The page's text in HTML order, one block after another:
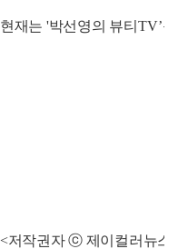
현재는 '박선영의 뷰티 TV’
<저작권자 ⓒ 제이컬러뉴스